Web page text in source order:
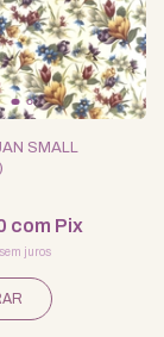
SMALL
com Pix
sem juros